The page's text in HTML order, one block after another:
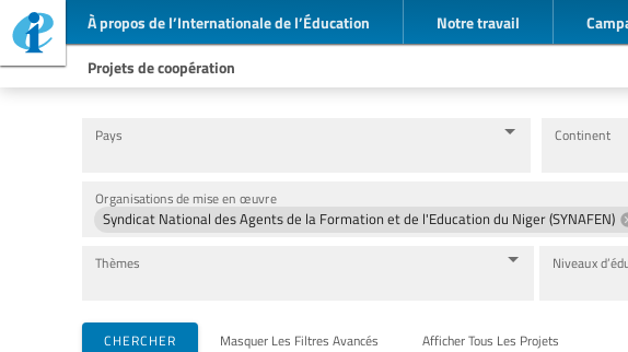
À propos de l’Internationale de l’Éducation Notre travail
Projets de coopération
Pays Continent
Organisations de mise en œuvre
Syndicat National des Agents de la Formation et de l'Education du Niger (SYNAFEN)
Thèmes Niveaux
CHERCHER Masquer Les Filtres Avancés Afficher Tous Les Projets